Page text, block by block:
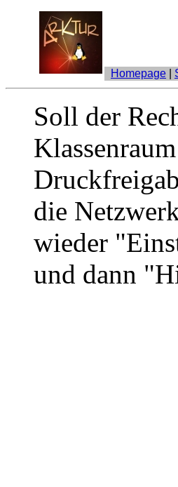
Homepage
Soll der
die
wieder
und dann